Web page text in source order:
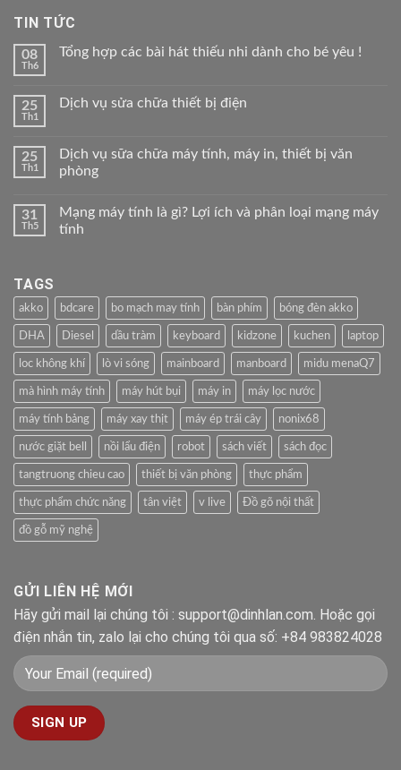
TIN TỨC
08
Th6
Tổng hợp các bài hát thiếu nhi dành cho bé yêu !
25
Th1
Dịch vụ sửa chữa thiết bị điện
25
Th1
Dịch vụ sữa chữa máy tính, máy in, thiết bị văn
phòng
31
Th5
Mạng máy tính là gì? Lợi ích và phân loại mạng máy
tính
TAGS
akko bdcare bo mạch may tính bàn phím bóng đèn akko
DHA Diesel dầu tràm keyboard kidzone kuchen laptop
loc không khí lò vi sóng mainboard manboard midu menaQ7
mà hình máy tính máy hút bụi máy in máy lọc nước
máy tính bảng máy xay thịt máy ép trái cây nonix68
nước giặt bell nồi lẩu điện robot sách viết sách đọc
tangtruong chieu cao thiết bị văn phòng thực phẩm
thực phẩm chức năng tân việt v live Đồ gõ nội thất
đồ gỗ mỹ nghệ
GỬI LIÊN HỆ MỚI
Hãy gửi mail lại chúng tôi : support@dinhlan.com. Hoặc gọi
điện nhắn tin, zalo lại cho chúng tôi qua số: +84 983824028